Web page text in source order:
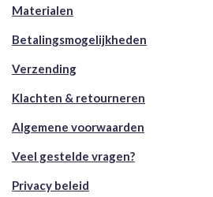
Materialen
Betalingsmogelijkheden
Verzending
Klachten & retourneren
Algemene voorwaarden
Veel gestelde vragen?
Privacy beleid